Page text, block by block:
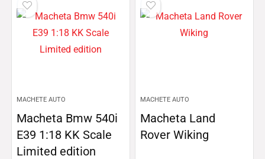
MACHETE AUTO
Macheta Bmw 540i
E39 1:18 KK Scale
Limited edition
MACHETE AUTO
Macheta Land
Rover Wiking